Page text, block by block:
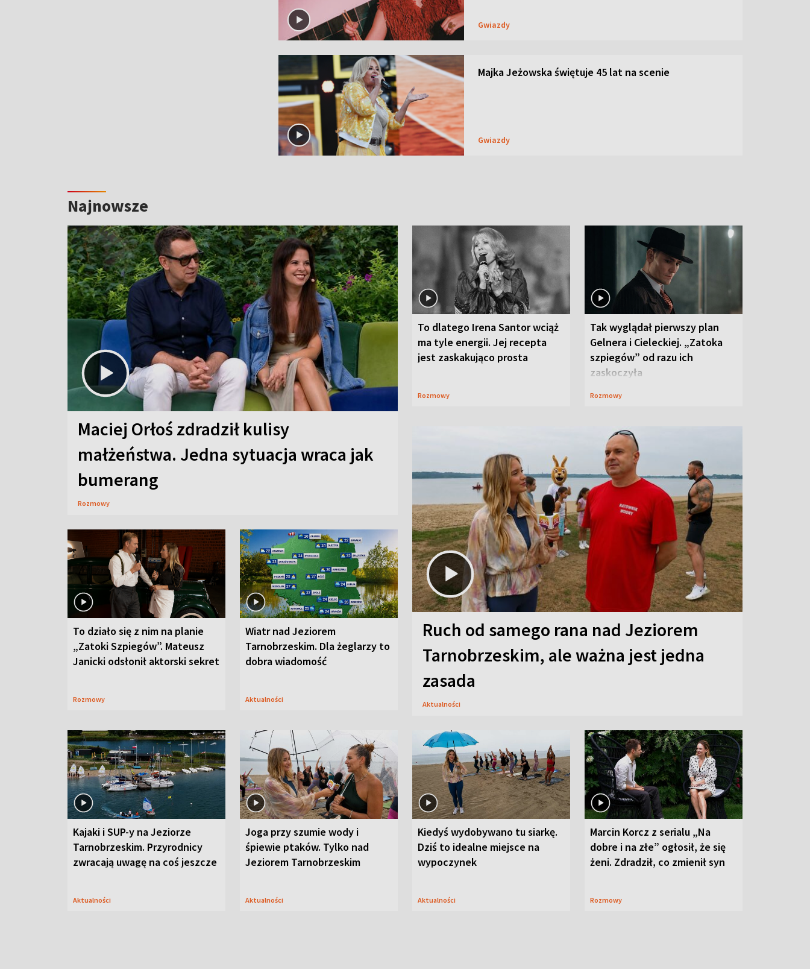
Gwiazdy
Majka Jeżowska świętuje 45 lat na scenie
Gwiazdy
Najnowsze
Maciej Orłoś zdradził kulisy
małżeństwa. Jedna sytuacja wraca jak
bumerang
Rozmowy
To dlatego Irena Santor wciąż
ma tyle energii. Jej recepta
jest zaskakująco prosta
Rozmowy
Tak wyglądał pierwszy plan
Gelnera i Cieleckiej. „Zatoka
szpiegów” od razu ich
zaskoczyła
Rozmowy
To działo się z nim na planie
„Zatoki Szpiegów”. Mateusz
Janicki odsłonił aktorski sekret
Rozmowy
Wiatr nad Jeziorem
Tarnobrzeskim. Dla żeglarzy to
dobra wiadomość
Aktualności
Ruch od samego rana nad Jeziorem
Tarnobrzeskim, ale ważna jest jedna
zasada
Aktualności
Kajaki i SUP-y na Jeziorze
Tarnobrzeskim. Przyrodnicy
zwracają uwagę na coś jeszcze
Aktualności
Joga przy szumie wody i
śpiewie ptaków. Tylko nad
Jeziorem Tarnobrzeskim
Aktualności
Kiedyś wydobywano tu siarkę.
Dziś to idealne miejsce na
wypoczynek
Aktualności
Marcin Korcz z serialu „Na
dobre i na złe” ogłosił, że się
żeni. Zdradził, co zmienił syn
Rozmowy